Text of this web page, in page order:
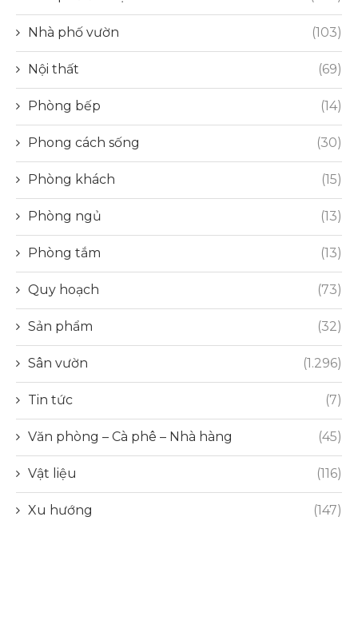
Nhà phố vườn (103)
Nội thất (69)
Phòng bếp (14)
Phong cách sống (30)
Phòng khách (15)
Phòng ngủ (13)
Phòng tắm (13)
Quy hoạch (73)
Sản phẩm (32)
Sân vườn (1.296)
Tin tức (7)
Văn phòng – Cà phê – Nhà hàng (45)
Vật liệu (116)
Xu hướng (147)